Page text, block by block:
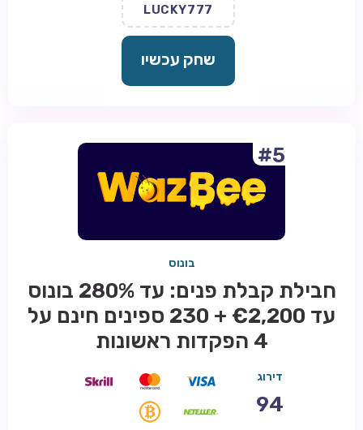
LUCKY777
שחק עכשיו
#5
בונוס
חבילת קבלת פנים: עד 280% בונוס
עד €2,200 + 230 ספינים חינם על
4 הפקדות ראשונות
דירוג
94